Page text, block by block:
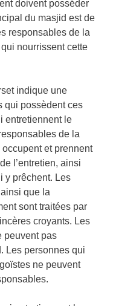
doivent posséder
du masjid est de
responsables de la
nourrissent cette
indique une
qui possèdent ces
entretiennent le
de la
et prennent
l’entretien, ainsi
y prêchent. Les
que la
sont traitées par
croyants. Les
peuvent pas
Les personnes qui
ne peuvent